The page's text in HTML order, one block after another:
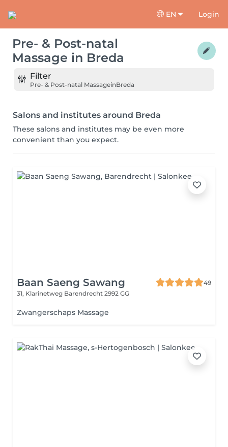
EN Login
Pre- & Post-natal
Massage in Breda
Filter
Pre- & Post-natal MassageinBreda
Salons and institutes around Breda
These salons and institutes may be even more
convenient than you expect.
Baan Saeng Sawang
49
31, Klarinetweg Barendrecht 2992 GG
Zwangerschaps Massage